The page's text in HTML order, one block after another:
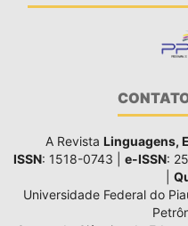
A Revista Linguagens,
ISSN: 1518-0743 | e-ISSN:
Universidade Federal do